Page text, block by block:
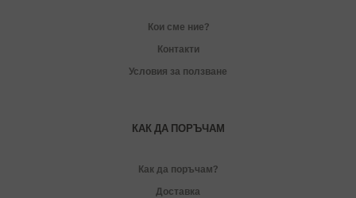
Кои сме ние?
Контакти
Условия за ползване
КАК ДА ПОРЪЧАМ
Как да поръчам?
Доставка